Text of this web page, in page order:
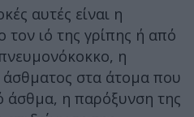
αυτές είναι η
τον ιό της γρίπης ή από
η
άσθματος στα άτομα που
άσθμα, η παρόξυνση της